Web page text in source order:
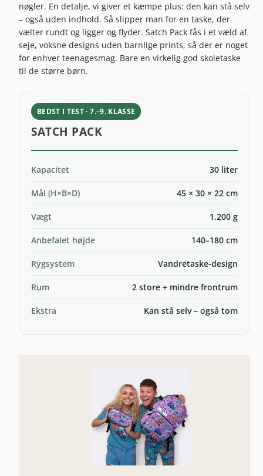
nøgler. En detalje, vi giver et kæmpe plus: den kan stå selv
– også uden indhold. Så slipper man for en taske, der
vælter rundt og ligger og flyder. Satch Pack fås i et væld af
seje, voksne designs uden barnlige prints, så der er noget
for enhver teenagesmag. Bare en virkelig god skoletaske
til de større børn.
BEDST I TEST · 7.–9. KLASSE
SATCH PACK
Kapacitet 30 liter
Mål (H×B×D) 45 × 30 × 22 cm
Vægt 1.200 g
Anbefalet højde 140–180 cm
Rygsystem Vandretaske-design
Rum 2 store + mindre frontrum
Ekstra Kan stå selv – også tom